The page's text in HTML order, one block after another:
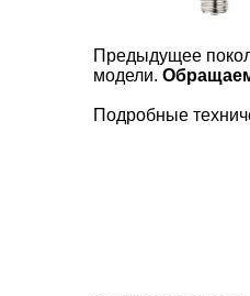
Предыдущее
модели.
Подробные